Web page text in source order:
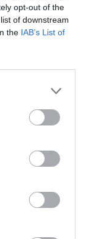
opt-out of the
of downstream
the IAB’s List of